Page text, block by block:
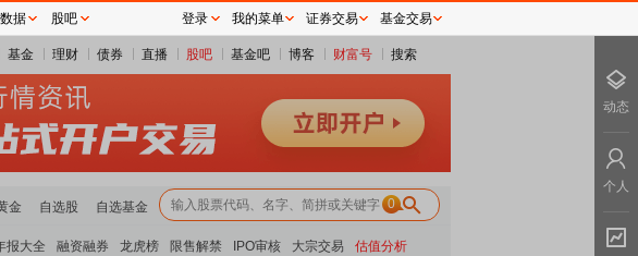
基金 理财 债券 直播 股吧 基金吧 博客 财富号 搜索
金 自选股 自选基金 0
报大全 融资融券 龙虎榜 限售解禁 IPO审核 大宗交易 估值分析
据 股吧 登录 我的菜单 证券交易 基金交易
动态
个人